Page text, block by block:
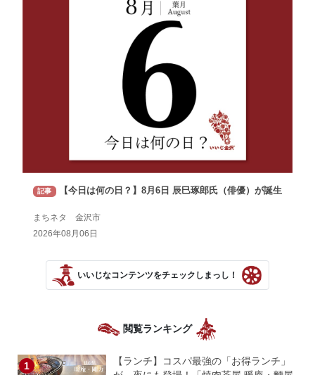
記事 【今日は何の日？】8月6日 辰巳琢郎氏（俳優）が誕生
まちネタ 金沢市
2026年08月06日
いいじなコンテンツをチェックしまっし！
閲覧ランキング
【ランチ】コスパ最強の「お得ランチ」